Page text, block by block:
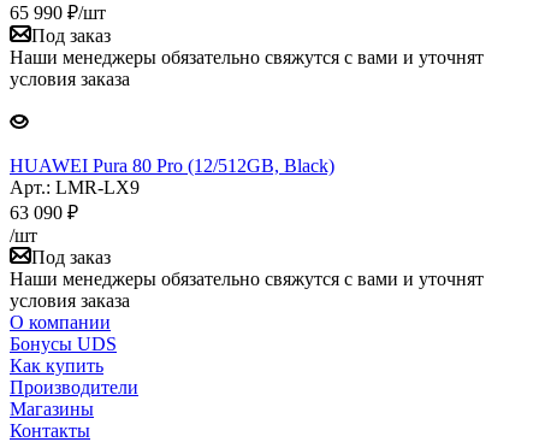
65 990 ₽/шт
Под заказ
Наши менеджеры обязательно свяжутся с вами и уточнят
условия заказа
HUAWEI Pura 80 Pro (12/512GB, Black)
Арт.: LMR-LX9
63 090 ₽
/шт
Под заказ
Наши менеджеры обязательно свяжутся с вами и уточнят
условия заказа
О компании
Бонусы UDS
Как купить
Производители
Магазины
Контакты